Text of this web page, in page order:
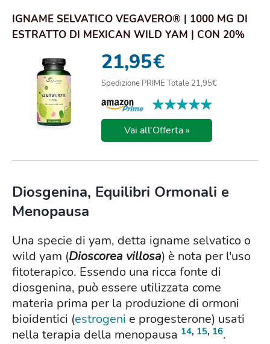
IGNAME SELVATICO VEGAVERO® | 1000 MG DI
ESTRATTO DI MEXICAN WILD YAM | CON 20%
21,95€
Spedizione PRIME Totale 21,95€
★★★★★
★★★★★
Vai all'Offerta »
Diosgenina, Equilibri Ormonali e
Menopausa
Una specie di yam, detta igname selvatico o
wild yam (Dioscorea villosa) è nota per l'uso
fitoterapico. Essendo una ricca fonte di
diosgenina, può essere utilizzata come
materia prima per la produzione di ormoni
bioidentici (estrogeni e progesterone) usati
nella terapia della menopausa 14, 15, 16.